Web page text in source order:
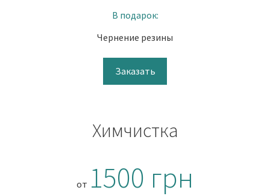
В подарок:
Чернение резины
Заказать
Химчистка
от 1500 грн